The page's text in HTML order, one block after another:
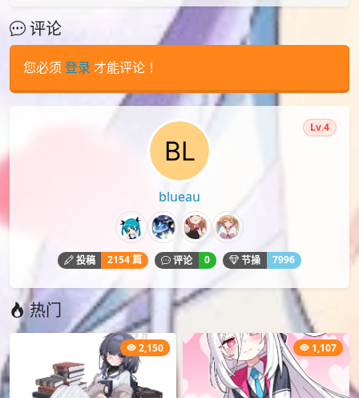
评论
您必须 登录 才能评论！
blueau
Lv.4
投稿 2154 篇 评论 0 节操 7996
热门
2,150 1,107